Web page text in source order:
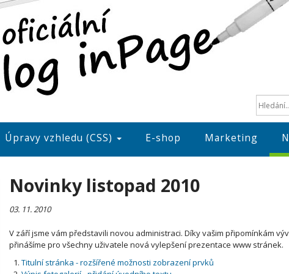
Úpravy vzhledu (CSS) E-shop Marketing
Novinky listopad 2010
03. 11. 2010
V září jsme vám představili novou administraci. Díky vašim připomínkám
přinášíme pro všechny uživatele nová vylepšení prezentace www stránek.
Titulní stránka - rozšířené možnosti zobrazení prvků